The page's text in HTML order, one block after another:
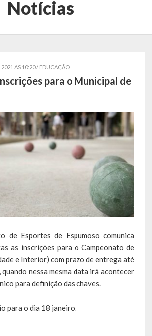
Municipal
Jurídica
Sistema de Controle Interno
de Ações e Obras
Ambiente
Notícias
2021 AS 10:20 / EDUCAÇÃO
para o Municipal de
de Esportes de Espumoso comunica
as inscrições para o Campeonato de
e Interior) com prazo de entrega até
nessa mesma data irá acontecer
para definição das chaves.
para o dia 18 janeiro.